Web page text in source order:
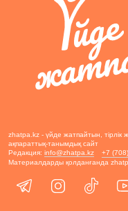
zhatpa.kz - үйде жатпайтын, тірлік
ақпараттық-танымдық сайт
Редакция: info@zhatpa.kz
+7
Материалдарды қолданғанда